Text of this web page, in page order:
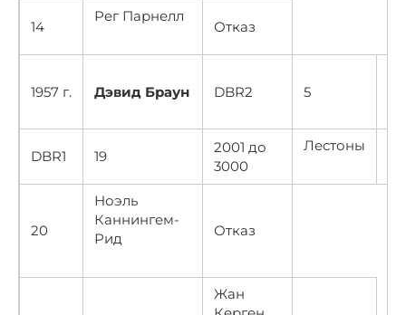
14
Рег Парнелл
Отказ
1957 г. Дэвид Браун DBR2 5
DBR1 19
2001 до
3000
Лестоны
20
Ноэль
Каннингем-
Рид
Отказ
Жан